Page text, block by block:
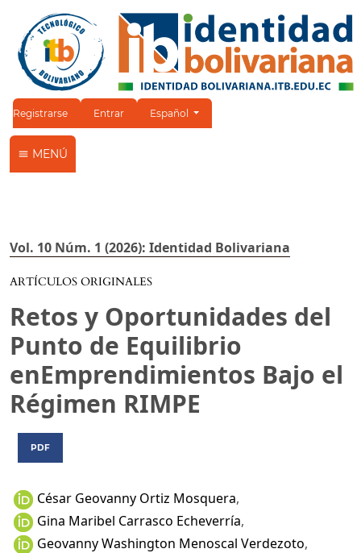
Registrarse Entrar Cambiar el idioma. El idioma actual es:
Español
MENÚ
Vol. 10 Núm. 1 (2026): Identidad Bolivariana
ARTÍCULOS ORIGINALES
Retos y Oportunidades del
Punto de Equilibrio
enEmprendimientos Bajo el
Régimen RIMPE
PDF
César Geovanny Ortiz Mosquera,
Gina Maribel Carrasco Echeverría,
Geovanny Washington Menoscal Verdezoto,